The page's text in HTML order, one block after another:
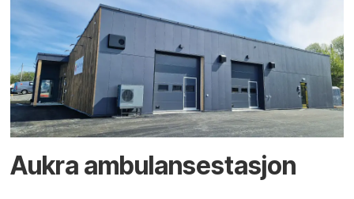
Aukra ambulansestasjon